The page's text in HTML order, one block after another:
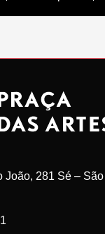
João, 281 Sé – São